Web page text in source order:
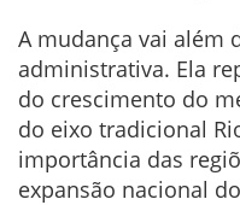
A mudança vai além
administrativa. Ela
do crescimento do
do eixo tradicional
importância das
expansão nacional